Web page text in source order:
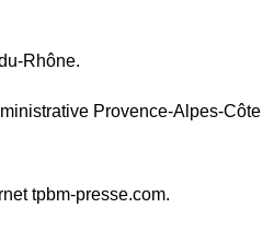
Rhône.
Provence-Alpes-Côte
tpbm-presse.com.